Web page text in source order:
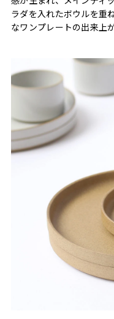
ラダを入れたボウルを重
なワンプレートの出来上が